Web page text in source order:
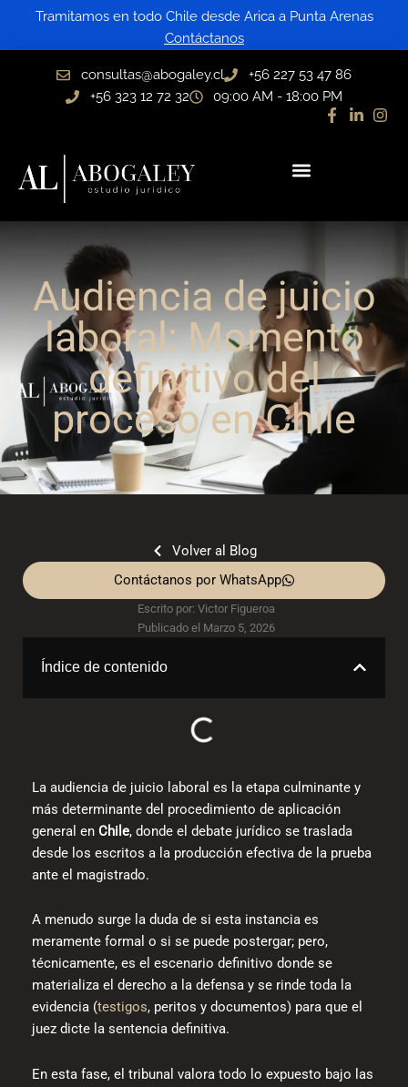
contenido
Tramitamos en todo Chile desde Arica a Punta Arenas
Contáctanos
consultas@abogaley.cl
+56 227 53 47 86
+56 323 12 72 32
09:00 AM - 18:00 PM
Audiencia de juicio
laboral: Momento
definitivo del
proceso en Chile
Volver al Blog
Contáctanos por WhatsApp
Escrito por: Victor Figueroa
Publicado el Marzo 5, 2026
Índice de contenido
La audiencia de juicio laboral es la etapa culminante y
más determinante del procedimiento de aplicación
general en Chile, donde el debate jurídico se traslada
desde los escritos a la producción efectiva de la prueba
ante el magistrado.
A menudo surge la duda de si esta instancia es
meramente formal o si se puede postergar; pero,
técnicamente, es el escenario definitivo donde se
materializa el derecho a la defensa y se rinde toda la
evidencia (testigos, peritos y documentos) para que el
juez dicte la sentencia definitiva.
En esta fase, el tribunal valora todo lo expuesto bajo las